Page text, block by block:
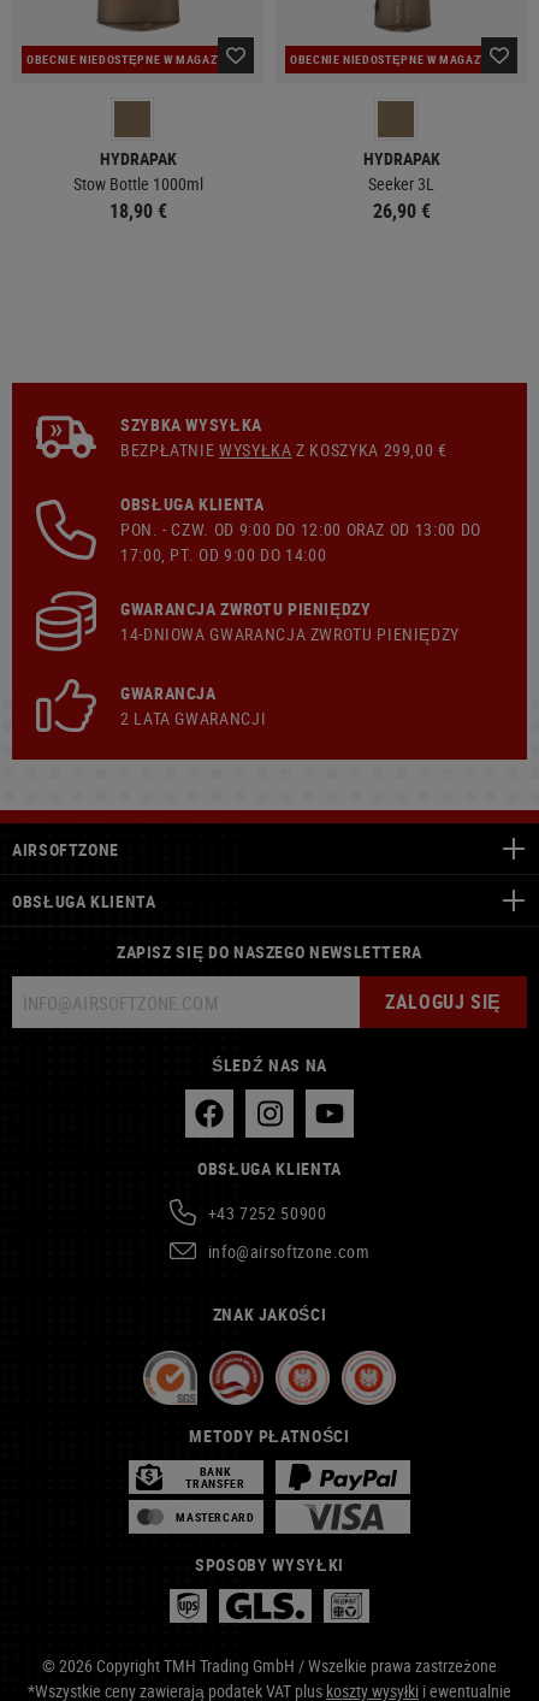
OBECNIE NIEDOSTĘPNE W MAGAZYNIE
HYDRAPAK
Stow Bottle 1000ml
18,90 €
OBECNIE NIEDOSTĘPNE W MAGAZYNIE
HYDRAPAK
Seeker 3L
26,90 €
SZYBKA WYSYŁKA
BEZPŁATNIEWYSYŁKA Z KOSZYKA 299,00 €
OBSŁUGA KLIENTA
PON. - CZW. OD 9:00 DO 12:00 ORAZ OD 13:00 DO
17:00, PT. OD 9:00 DO 14:00
GWARANCJA ZWROTU PIENIĘDZY
14-DNIOWA GWARANCJA ZWROTU PIENIĘDZY
GWARANCJA
2 LATA GWARANCJI
AIRSOFTZONE
OBSŁUGA KLIENTA
ZAPISZ SIĘ DO NASZEGO NEWSLETTERA
ZALOGUJ SIĘ
ŚLEDŹ NAS NA
OBSŁUGA KLIENTA
+43 7252 50900
info@airsoftzone.com
ZNAK JAKOŚCI
METODY PŁATNOŚCI
BANK
TRANSFER
MASTERCARD
SPOSOBY WYSYŁKI
© 2026 Copyright TMH Trading GmbH / Wszelkie prawa zastrzeżone
*Wszystkie ceny zawierają podatek VAT plus koszty wysyłki i ewentualnie